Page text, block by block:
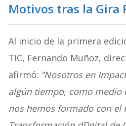
Motivos tras la Gira
Al inicio de la primera
TIC, Fernando Muñoz,
afirmó: “Nosotros en
algún tiempo, como medio
nos hemos formado con el